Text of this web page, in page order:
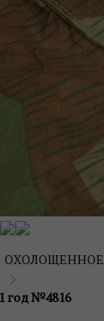
ОХОЛОЩЕННОЕ
год №4816